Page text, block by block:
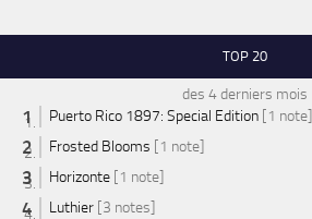
TOP 20
des 4 derniers mois
Puerto Rico 1897: Special Edition [1 note]
Frosted Blooms [1 note]
Horizonte [1 note]
Luthier [3 notes]